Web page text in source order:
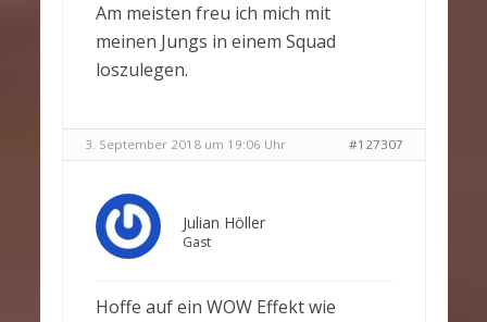
Am meisten freu ich mich mit
meinen Jungs in einem Squad
loszulegen.
3. September 2018 um 19:06 Uhr #127307
Julian Höller
Gast
Hoffe auf ein WOW Effekt wie